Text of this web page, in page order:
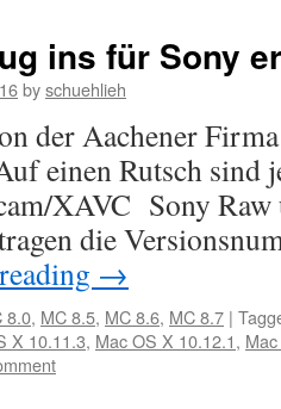
ins für Sony
byschuehlieh
der Aachener
einen Rutsch sind
XAVC Sony Raw
die
→
8.0, MC 8.5, MC 8.6, MC 8.7 |
X 10.11.3, Mac OS X 10.12.1,